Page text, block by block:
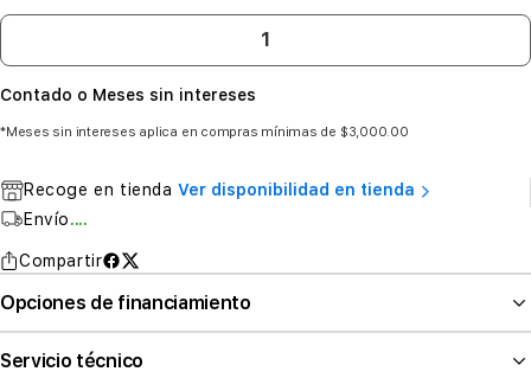
Contado o Meses sin intereses
*Meses sin intereses aplica en compras mínimas de $3,000.00
Recoge en tienda Ver disponibilidad en tienda
Envío....
Compartir
Opciones de financiamiento
Servicio técnico